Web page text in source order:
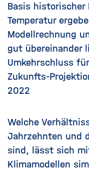
Basis historischer
Temperatur
Modellrechnung
gut übereinander
Umkehrschluss
Zukunfts-
2022
Welche
Jahrzehnten und
sind, lässt sich
Klimamodellen